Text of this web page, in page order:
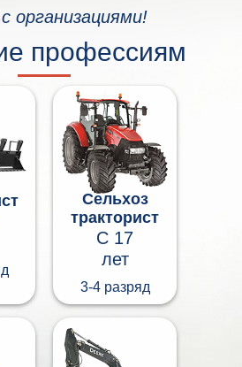
организациями!
профессиям
Сельхоз
тракторист
С 17
лет
3-4 разряд